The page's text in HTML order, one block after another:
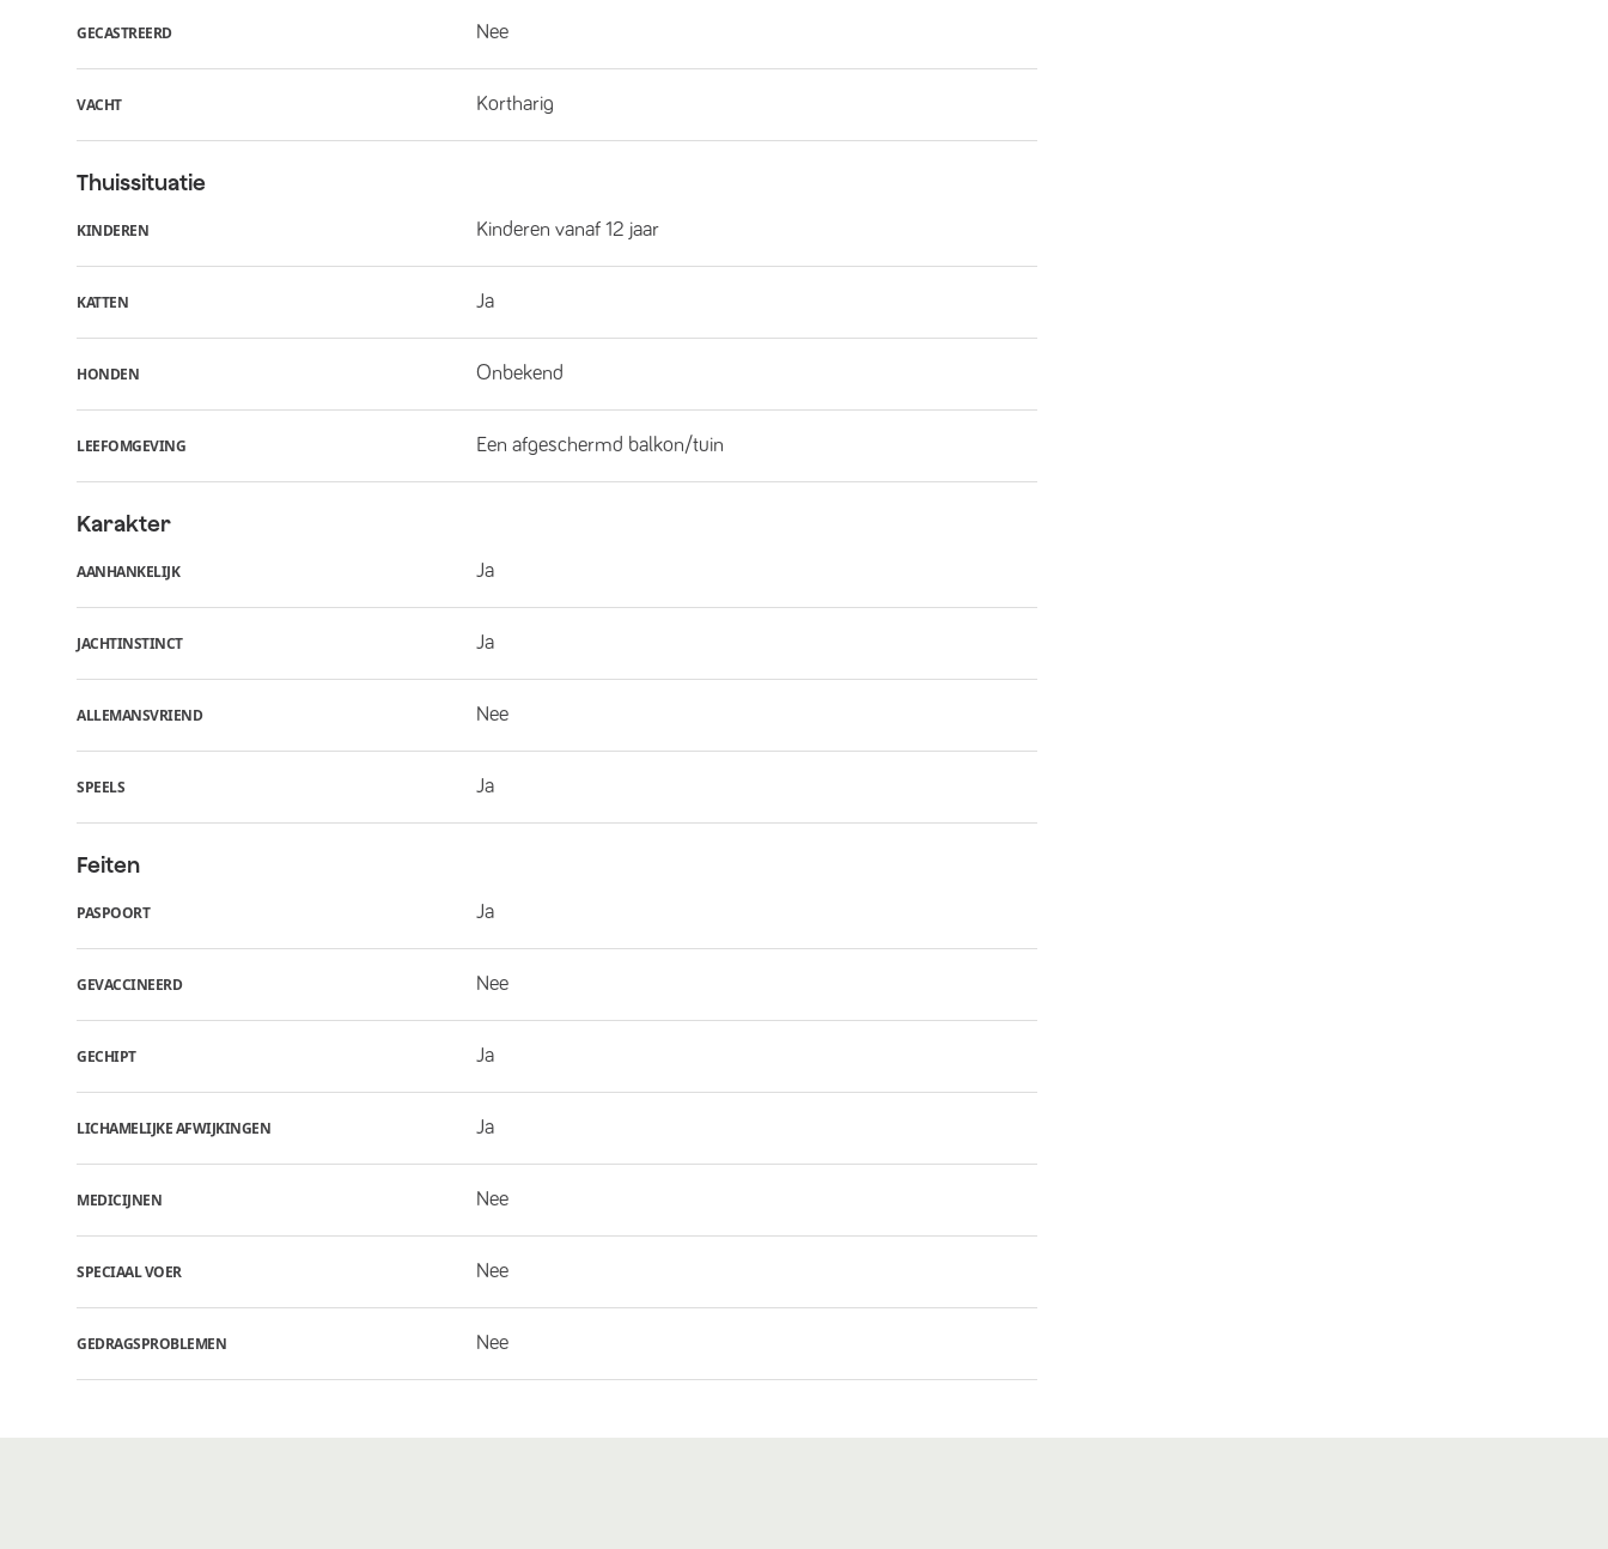
GECASTREERD Nee
VACHT Kortharig
Thuissituatie
KINDEREN Kinderen vanaf 12 jaar
KATTEN Ja
HONDEN Onbekend
LEEFOMGEVING Een afgeschermd balkon/tuin
Karakter
AANHANKELIJK Ja
JACHTINSTINCT Ja
ALLEMANSVRIEND Nee
SPEELS Ja
Feiten
PASPOORT Ja
GEVACCINEERD Nee
GECHIPT Ja
LICHAMELIJKE AFWIJKINGEN Ja
MEDICIJNEN Nee
SPECIAAL VOER Nee
GEDRAGSPROBLEMEN Nee